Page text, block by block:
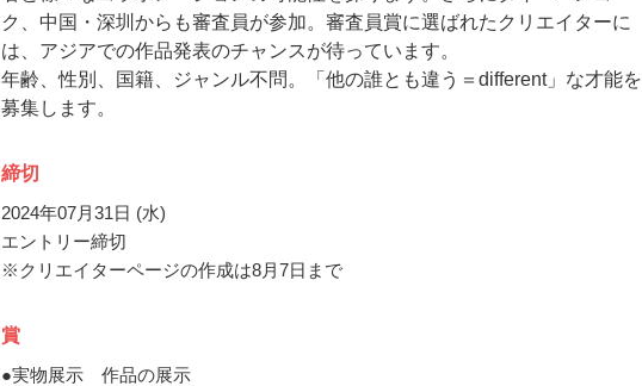
ク、中国・深圳からも審査員が参加。審査員賞に選ばれたクリエイターに
は、アジアでの作品発表のチャンスが待っています。
年齢、性別、国籍、ジャンル不問。「他の誰とも違う＝different」な才能を
募集します。
締切
2024年07月31日 (水)
エントリー締切
※クリエイターページの作成は8月7日まで
賞
●実物展示 作品の展示